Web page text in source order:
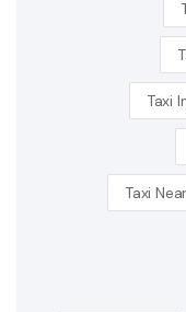
Taxi
Taxi